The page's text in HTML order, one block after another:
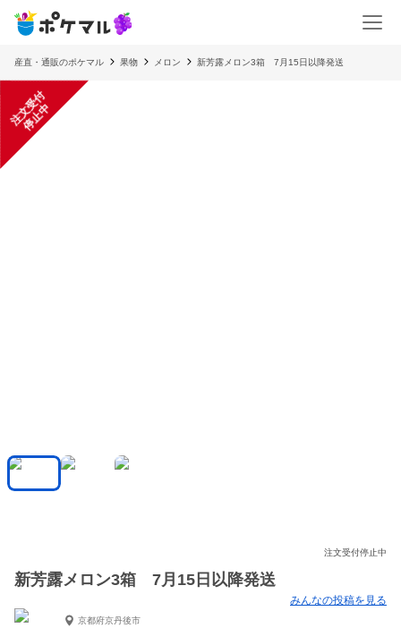
産直・通販のポケマル 果物 メロン 新芳露メロン3箱 7月15日以降発送
注
文
受
付
停
止
中
注文受付停止中
新芳露メロン3箱 7月15日以降発送
みんなの投稿を見る
京都府京丹後市